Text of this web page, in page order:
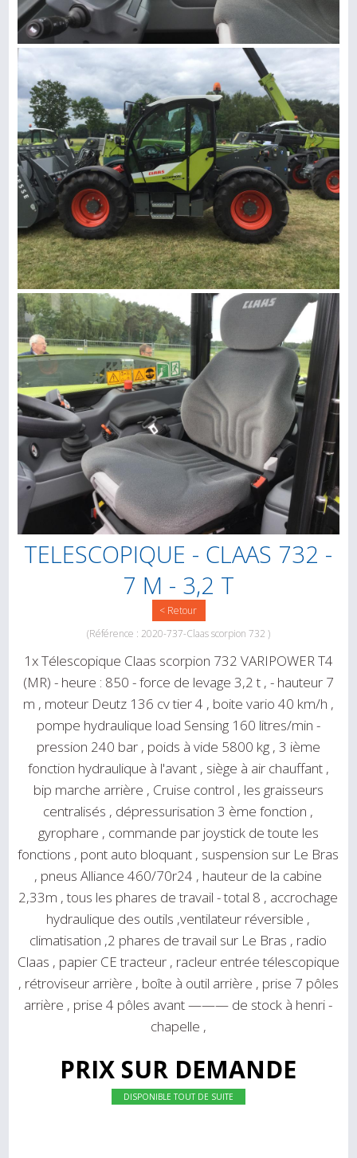
TELESCOPIQUE - CLAAS 732 -
7 M - 3,2 T
< Retour
(Référence : 2020-737-Claas scorpion 732 )
1x Télescopique Claas scorpion 732 VARIPOWER T4
(MR) - heure : 850 - force de levage 3,2 t , - hauteur 7
m , moteur Deutz 136 cv tier 4 , boite vario 40 km/h ,
pompe hydraulique load Sensing 160 litres/min -
pression 240 bar , poids à vide 5800 kg , 3 ième
fonction hydraulique à l'avant , siège à air chauffant ,
bip marche arrière , Cruise control , les graisseurs
centralisés , dépressurisation 3 ème fonction ,
gyrophare , commande par joystick de toute les
fonctions , pont auto bloquant , suspension sur Le Bras
, pneus Alliance 460/70r24 , hauteur de la cabine
2,33m , tous les phares de travail - total 8 , accrochage
hydraulique des outils ,ventilateur réversible ,
climatisation ,2 phares de travail sur Le Bras , radio
Claas , papier CE tracteur , racleur entrée télescopique
, rétroviseur arrière , boîte à outil arrière , prise 7 pôles
arrière , prise 4 pôles avant ——— de stock à henri -
chapelle ,
PRIX SUR DEMANDE
DISPONIBLE TOUT DE SUITE